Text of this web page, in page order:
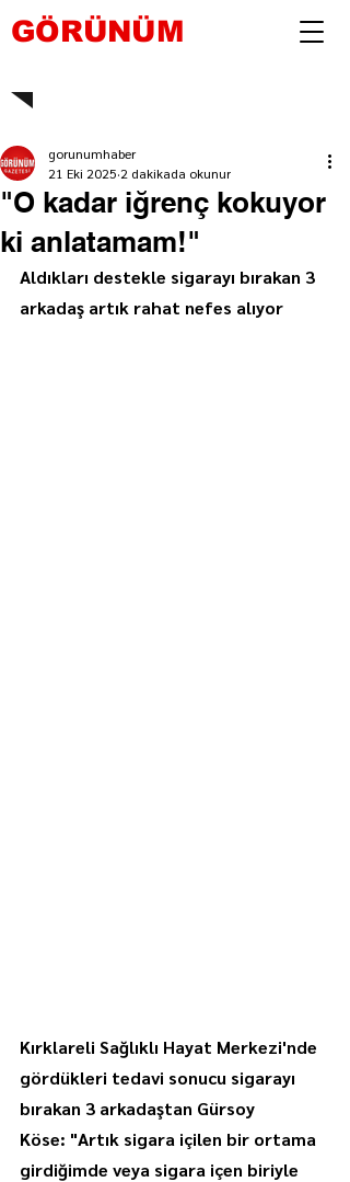
GÖRÜNÜM
"O kadar iğrenç kokuyor
ki anlatamam!"
gorunumhaber
21 Eki 2025 2 dakikada okunur
Aldıkları destekle sigarayı bırakan 3
arkadaş artık rahat nefes alıyor
Kırklareli Sağlıklı Hayat Merkezi'nde
gördükleri tedavi sonucu sigarayı
bırakan 3 arkadaştan Gürsoy
Köse: "Artık sigara içilen bir ortama
girdiğimde veya sigara içen biriyle